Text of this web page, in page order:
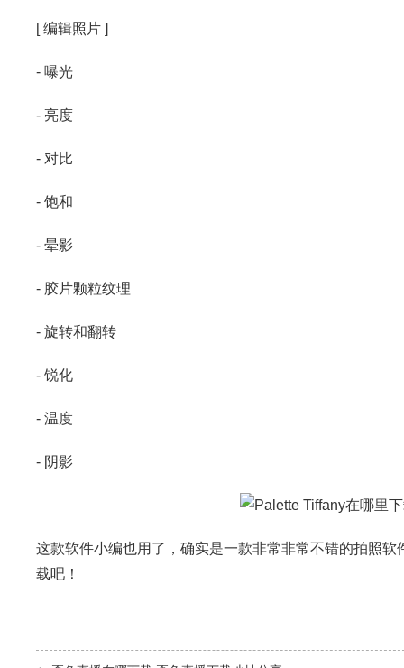
[ 编辑照片 ]
- 曝光
- 亮度
- 对比
- 饱和
- 晕影
- 胶片颗粒纹理
- 旋转和翻转
- 锐化
- 温度
- 阴影
这款软件小编也用了，确实是一款非常非常不错的拍照
载吧！